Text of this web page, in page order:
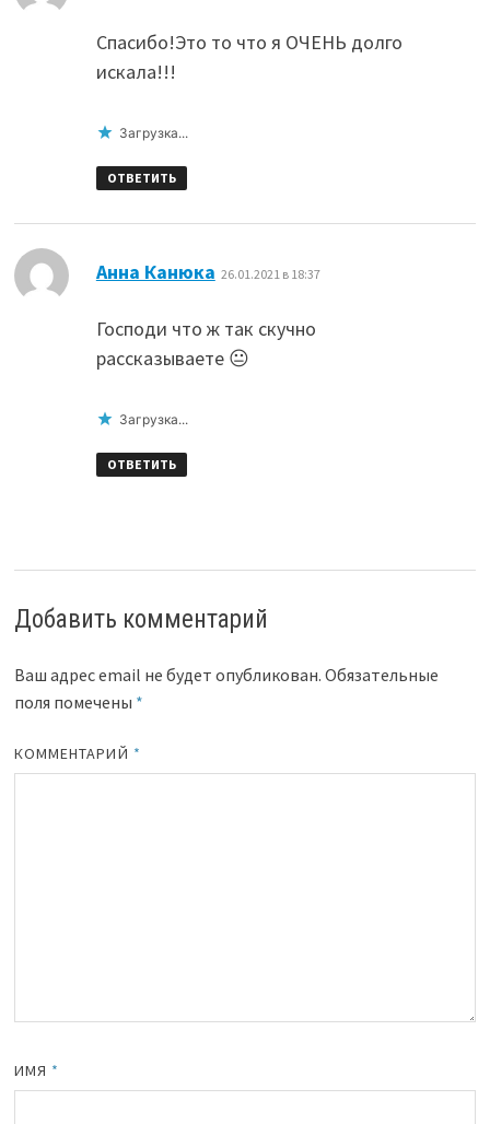
Спасибо!Это то что я ОЧЕНЬ долго
искала!!!
Загрузка...
ОТВЕТИТЬ
Анна Канюка 26.01.2021 в 18:37
Господи что ж так скучно
рассказываете 😐
Загрузка...
ОТВЕТИТЬ
Добавить комментарий
Ваш адрес email не будет опубликован. Обязательные
поля помечены *
КОММЕНТАРИЙ *
ИМЯ *